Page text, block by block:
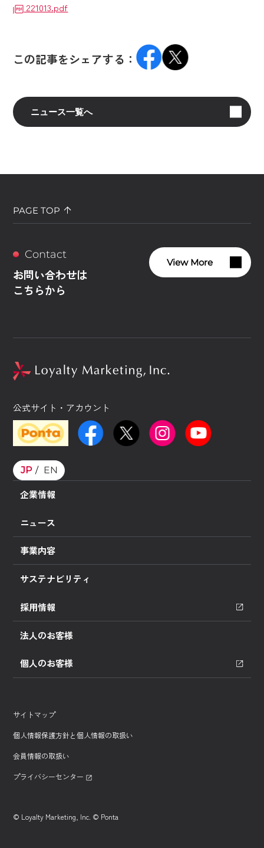
221013.pdf
この記事をシェアする：
ニュース一覧へ
PAGE TOP
Contact
お問い合わせは
こちらから
View More
公式サイト・アカウント
JP EN
企業情報
ニュース
事業内容
サステナビリティ
採用情報
法人のお客様
個人のお客様
サイトマップ
個人情報保護方針と個人情報の取扱い
会員情報の取扱い
プライバシーセンター
© Loyalty Marketing, Inc. © Ponta